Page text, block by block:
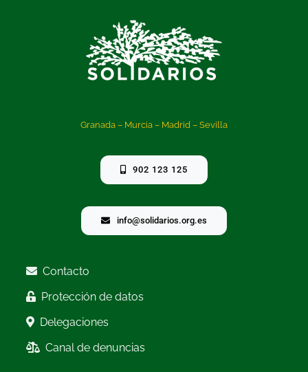
Granada – Murcia – Madrid – Sevilla
902 123 125
info@solidarios.org.es
Contacto
Protección de datos
Delegaciones
Canal de denuncias